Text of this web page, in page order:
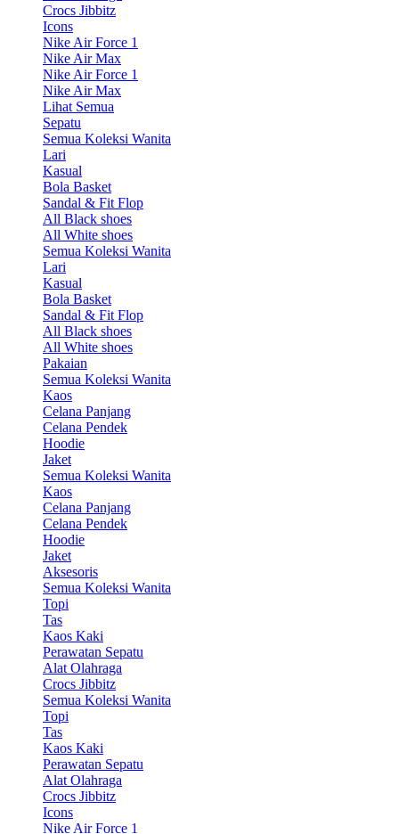
Crocs Jibbitz
Icons
Nike Air Force 1
Nike Air Max
Nike Air Force 1
Nike Air Max
Lihat Semua
Sepatu
Semua Koleksi Wanita
Lari
Kasual
Bola Basket
Sandal & Fit Flop
All Black shoes
All White shoes
Semua Koleksi Wanita
Lari
Kasual
Bola Basket
Sandal & Fit Flop
All Black shoes
All White shoes
Pakaian
Semua Koleksi Wanita
Kaos
Celana Panjang
Celana Pendek
Hoodie
Jaket
Semua Koleksi Wanita
Kaos
Celana Panjang
Celana Pendek
Hoodie
Jaket
Aksesoris
Semua Koleksi Wanita
Topi
Tas
Kaos Kaki
Perawatan Sepatu
Alat Olahraga
Crocs Jibbitz
Semua Koleksi Wanita
Topi
Tas
Kaos Kaki
Perawatan Sepatu
Alat Olahraga
Crocs Jibbitz
Icons
Nike Air Force 1